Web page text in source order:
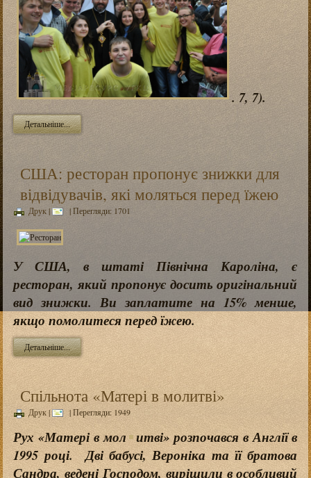
. 7, 7).
Детальніше...
США: ресторан пропонує знижки для
відвідувачів, які моляться перед їжею
Друк| | Перегляди: 1701
У США, в штаті Північна Кароліна, є
ресторан, який пропонує досить оригінальний
вид знижки. Ви заплатите на 15% менше,
якщо помолитеся перед їжею.
Детальніше...
Спільнота «Матері в молитві»
Друк| | Перегляди: 1949
Рух «Матері в мол итві» розпочався в Англії в
1995 році. Дві бабусі, Вероніка та її братова
Сандра, ведені Господом, вирішили в особливий